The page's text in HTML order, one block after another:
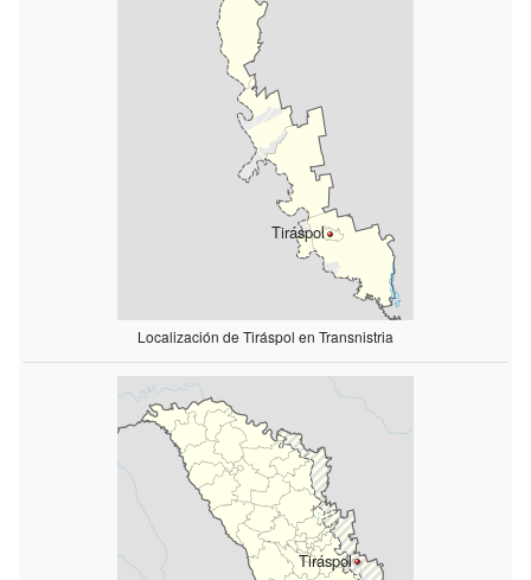
Tiráspol
Localización de Tiráspol en Transnistria
Tiráspol